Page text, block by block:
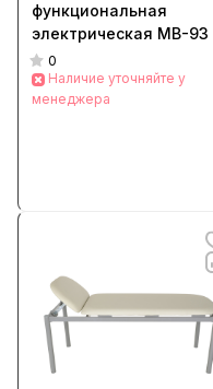
функциональная
электрическая МВ-93
0
Наличие уточняйте у
менеджера